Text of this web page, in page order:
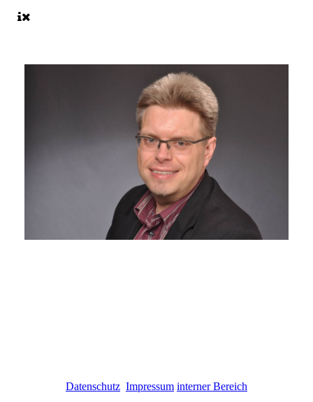
Datenschutz Impressum interner Bereich